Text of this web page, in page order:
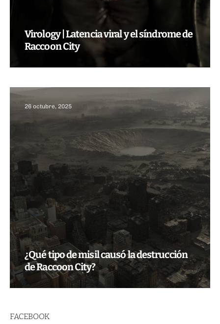
Virology | Latencia viral y el síndrome de
Raccoon City
26 octubre, 2025
¿Qué tipo de misil causó la destrucción
de Raccoon City?
FACEBOOK